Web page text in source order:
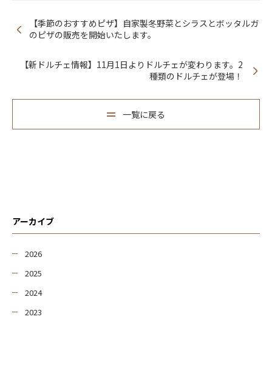
【季節のおすすめピザ】自家製冬野菜とシラスとボッタルガ
のピザの販売を開始いたします。
【新ドルチェ情報】11月1日よりドルチェが変わります。2
種類のドルチェが登場！
一覧に戻る
アーカイブ
2026
2025
2024
2023